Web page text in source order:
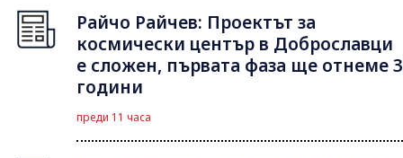
Райчо Райчев: Проектът за
космически център в Доброславци
е сложен, първата фаза ще отнеме 3
години
преди 11 часа